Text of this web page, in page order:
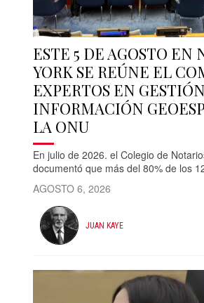
ESTE 5 DE AGOSTO EN
YORK SE REÚNE EL
EXPERTOS EN
INFORMACIÓN
LA ONU
En julio de 2026. el Colegio de
documentó que más del 80% de los
AGOSTO 6, 2026
JUAN KAYE